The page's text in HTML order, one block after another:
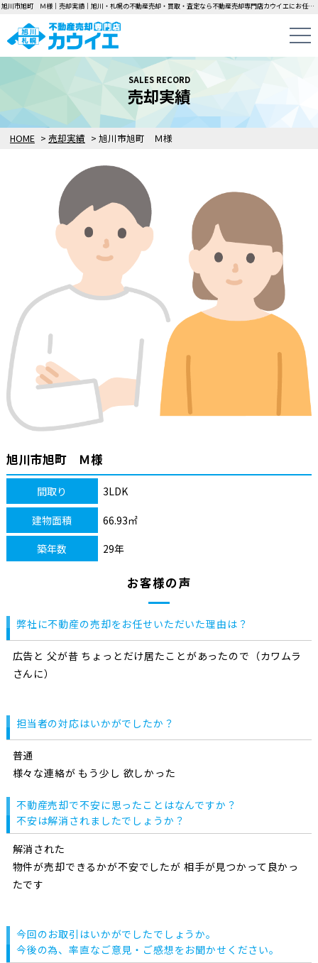
旭川市旭町 Ｍ様｜売却実績｜旭川・札幌の不動産売却・買取・査定なら不動産売却専門店カウイエにお任せください！中古一戸建て・マンション・土地の即日無料査定・即金買取を行っています！
HOME > 売却実績 > 旭川市旭町 Ｍ様
SALES RECORD
売却実績
旭川市旭町 Ｍ様
間取り 3LDK
建物面積 66.93㎡
築年数 29年
お客様の声
弊社に不動産の売却をお任せいただいた理由は？
広告と 父が昔 ちょっとだけ居たことがあったので（カワムラ
さんに）
担当者の対応はいかがでしたか？
普通
様々な連絡が もう少し 欲しかった
不動産売却で不安に思ったことはなんですか？
不安は解消されましたでしょうか？
解消された
物件が売却できるかが不安でしたが 相手が見つかって良かっ
たです
今回のお取引はいかがでしたでしょうか。
今後の為、率直なご意見・ご感想をお聞かせください。